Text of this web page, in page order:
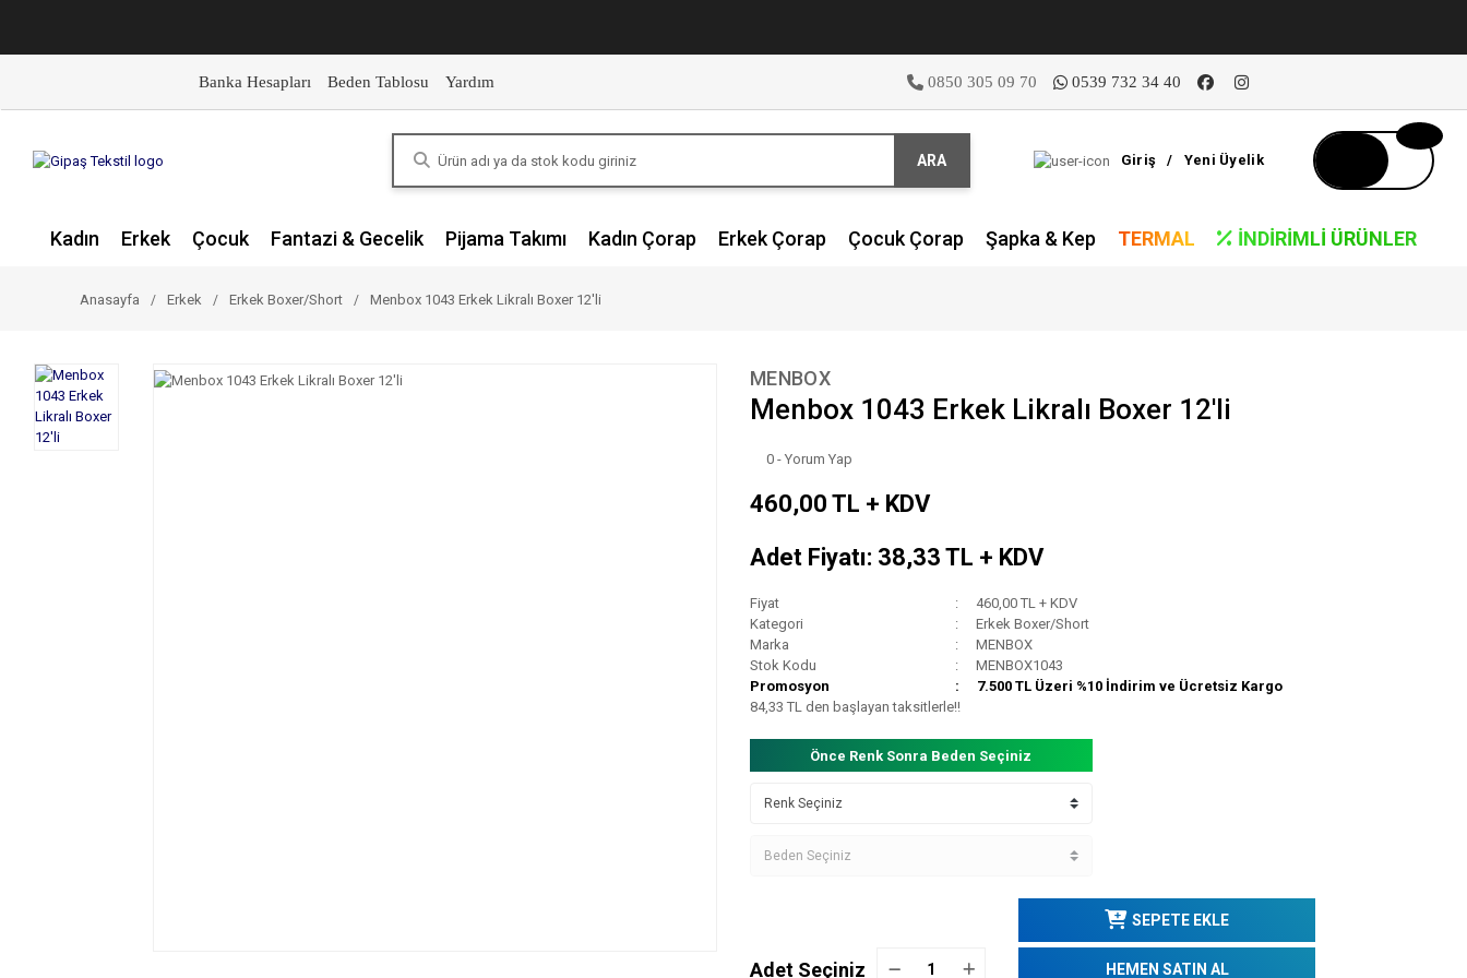
Banka Hesapları Beden Tablosu Yardım 0850 305 09 70 0539 732 34 40
ARA Giriş / Yeni Üyelik
Kadın Erkek Çocuk Fantazi & Gecelik Pijama Takımı Kadın Çorap Erkek Çorap Çocuk Çorap Şapka & Kep TERMAL İNDIRIMLI ÜRÜNLER
Anasayfa Erkek Erkek Boxer/Short Menbox 1043 Erkek Likralı Boxer 12'li
MENBOX
Menbox 1043 Erkek Likralı Boxer 12'li
0 - Yorum Yap
460,00 TL + KDV
Adet Fiyatı: 38,33 TL + KDV
Fiyat
460,00 TL + KDV
Kategori
Erkek Boxer/Short
Marka
MENBOX
Stok Kodu
MENBOX1043
Promosyon
7.500 TL Üzeri %10 İndirim ve Ücretsiz Kargo
84,33 TL den başlayan taksitlerle!!
Önce Renk Sonra Beden Seçiniz
Adet Seçiniz
SEPETE EKLE
HEMEN SATIN AL